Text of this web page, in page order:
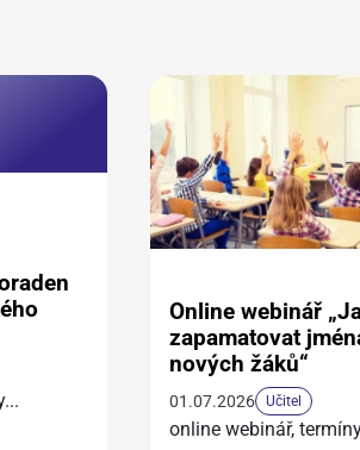
...
Online webinář
zapamatovat
nových žáků“
01.07.2026 Učitel
online webinář,